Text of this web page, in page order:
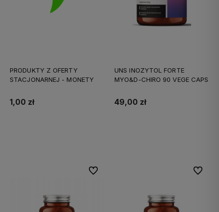
PRODUKTY Z OFERTY
STACJONARNEJ - MONETY
1,00 zł
UNS INOZYTOL FORTE
MYO&D-CHIRO 90 VEGE CAPS
49,00 zł
Do ulubionych Do